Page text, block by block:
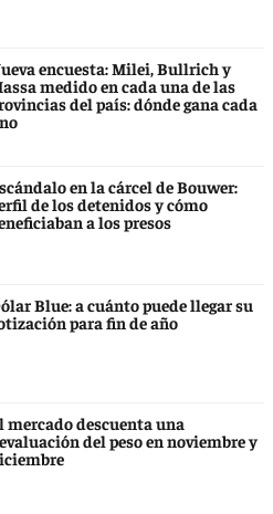
encuesta: Milei, Bullrich y
medido en cada una de las
del país: dónde gana cada
en la cárcel de Bouwer:
de los detenidos y cómo
a los presos
Blue: a cuánto puede llegar su
para fin de año
mercado descuenta una
del peso en noviembre y